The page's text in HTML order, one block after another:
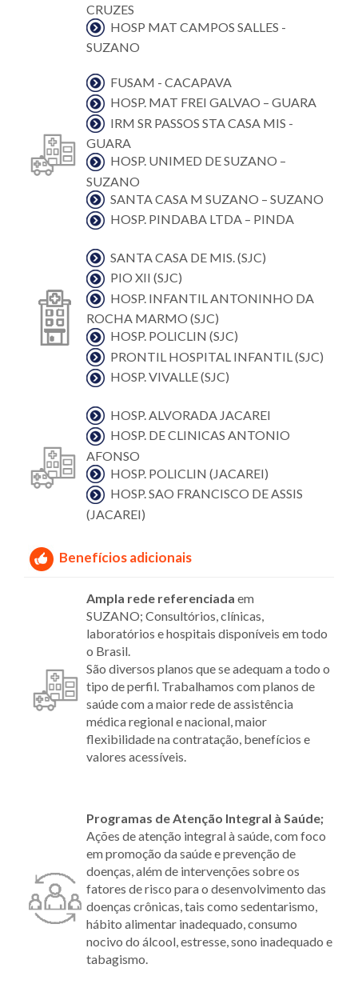
CRUZES
HOSP MAT CAMPOS SALLES -
SUZANO
FUSAM - CACAPAVA
HOSP. MAT FREI GALVAO – GUARA
IRM SR PASSOS STA CASA MIS -
GUARA
HOSP. UNIMED DE SUZANO –
SUZANO
SANTA CASA M SUZANO – SUZANO
HOSP. PINDABA LTDA – PINDA
SANTA CASA DE MIS. (SJC)
PIO XII (SJC)
HOSP. INFANTIL ANTONINHO DA
ROCHA MARMO (SJC)
HOSP. POLICLIN (SJC)
PRONTIL HOSPITAL INFANTIL (SJC)
HOSP. VIVALLE (SJC)
HOSP. ALVORADA JACAREI
HOSP. DE CLINICAS ANTONIO
AFONSO
HOSP. POLICLIN (JACAREI)
HOSP. SAO FRANCISCO DE ASSIS
(JACAREI)
Benefícios adicionais
Ampla rede referenciada em
SUZANO; Consultórios, clínicas,
laboratórios e hospitais disponíveis em todo
o Brasil.
São diversos planos que se adequam a todo o
tipo de perfil. Trabalhamos com planos de
saúde com a maior rede de assistência
médica regional e nacional, maior
flexibilidade na contratação, benefícios e
valores acessíveis.
Programas de Atenção Integral à Saúde;
Ações de atenção integral à saúde, com foco
em promoção da saúde e prevenção de
doenças, além de intervenções sobre os
fatores de risco para o desenvolvimento das
doenças crônicas, tais como sedentarismo,
hábito alimentar inadequado, consumo
nocivo do álcool, estresse, sono inadequado e
tabagismo.